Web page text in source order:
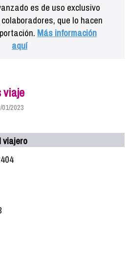
es de uso exclusivo
que lo hacen
Más información
aquí
viaje
2023
viajero